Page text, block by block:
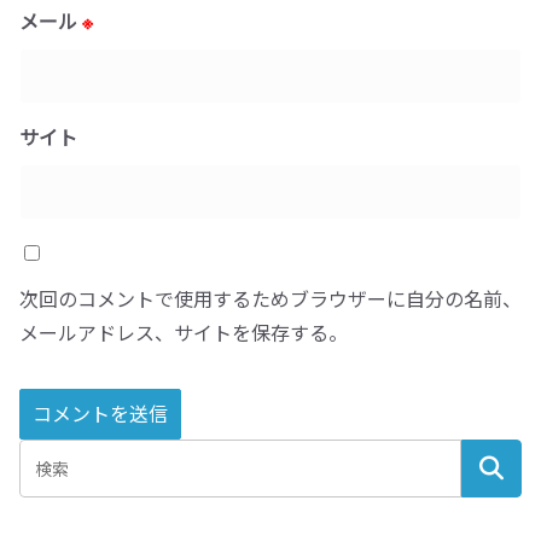
メール ※
サイト
次回のコメントで使用するためブラウザーに自分の名前、
メールアドレス、サイトを保存する。
l